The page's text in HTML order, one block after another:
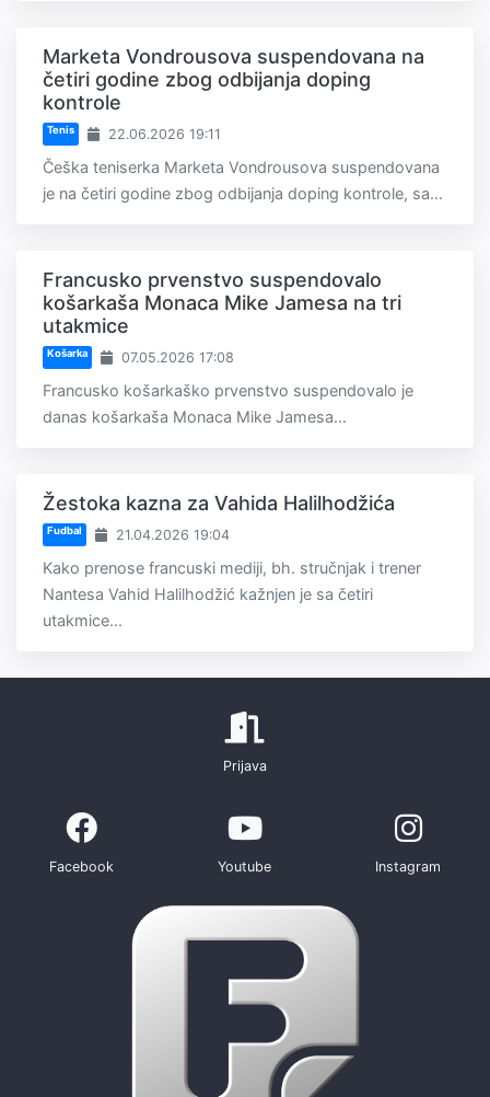
Marketa Vondrousova suspendovana na
četiri godine zbog odbijanja doping
kontrole
Tenis 22.06.2026 19:11
Češka teniserka Marketa Vondrousova suspendovana
je na četiri godine zbog odbijanja doping kontrole, sa...
Francusko prvenstvo suspendovalo
košarkaša Monaca Mike Jamesa na tri
utakmice
Košarka 07.05.2026 17:08
Francusko košarkaško prvenstvo suspendovalo je
danas košarkaša Monaca Mike Jamesa...
Žestoka kazna za Vahida Halilhodžića
Fudbal 21.04.2026 19:04
Kako prenose francuski mediji, bh. stručnjak i trener
Nantesa Vahid Halilhodžić kažnjen je sa četiri
utakmice...
Prijava
Facebook Youtube Instagram